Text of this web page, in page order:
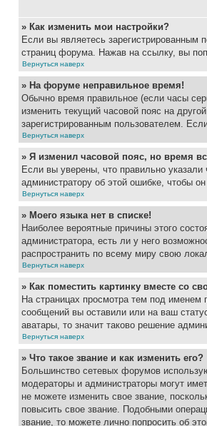
» Как изменить мои настройки?
Если вы являетесь зарегистрированным
страниц форума. Нажав на ссылку, вы
Вернуться наверх
» На форуме неправильное время!
Обычно время правильное (если часы
изменить текущий часовой пояс на
зарегистрированным пользователем.
Вернуться наверх
» Я изменил часовой пояс, но время
Если вы уверены, что правильно
администратору об этой ошибке, чтобы
Вернуться наверх
» Моего языка нет в списке!
Наиболее вероятные причины этого
администратора, есть ли у него
распространить по всему миру свою
Вернуться наверх
» Как поместить картинку вместе со
На страницах просмотра тем под именем
сообщений вы оставили или на ваш
аватары, то значит таково решение
Вернуться наверх
» Что такое звание и как изменить его?
Большинство сетевых форумов
модераторы и администраторы могут
не можете изменить свое звание,
повысить свое звание. Подобными
звание, то можете лично попросить об